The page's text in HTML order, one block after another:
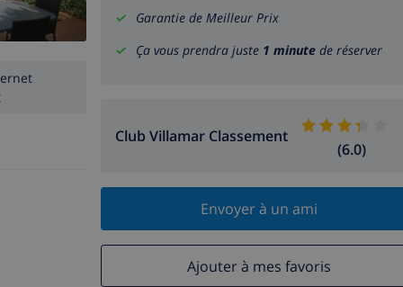
Garantie de Meilleur Prix
Ça vous prendra juste 1 minute de réserver
Club Villamar Classement
(6.0)
Envoyer à un ami
Ajouter à mes favoris